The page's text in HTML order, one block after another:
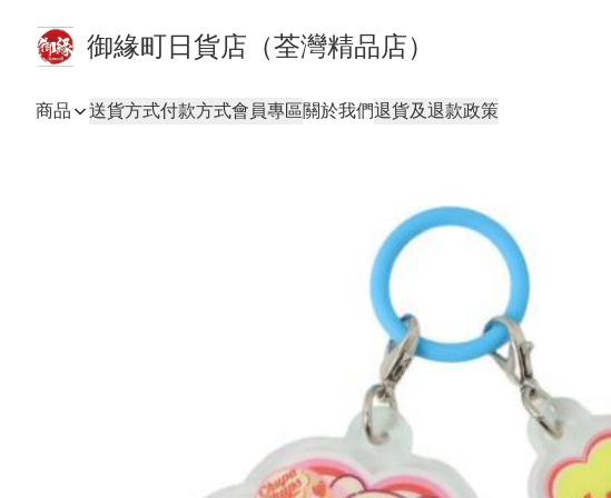
御緣町日貨店（荃灣精品店）
商品 送貨方式付款方式會員專區關於我們退貨及退款政策